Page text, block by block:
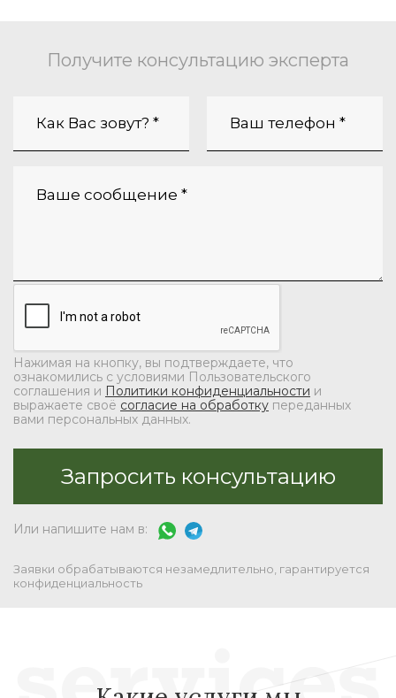
Получите консультацию эксперта
Нажимая на кнопку, вы подтверждаете, что
ознакомились с условиями Пользовательского
соглашения и Политики конфиденциальности и
выражаете своё согласие на обработкупереданных
вами персональных данных.
Или напишите нам в:
Заявки обрабатываются незамедлительно, гарантируется
конфиденциальность